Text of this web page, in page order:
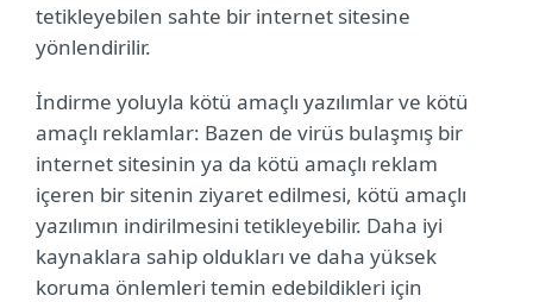
tetikleyebilen sahte bir internet sitesine
yönlendirilir.
İndirme yoluyla kötü amaçlı yazılımlar ve kötü
amaçlı reklamlar: Bazen de virüs bulaşmış bir
internet sitesinin ya da kötü amaçlı reklam
içeren bir sitenin ziyaret edilmesi, kötü amaçlı
yazılımın indirilmesini tetikleyebilir. Daha iyi
kaynaklara sahip oldukları ve daha yüksek
koruma önlemleri temin edebildikleri için